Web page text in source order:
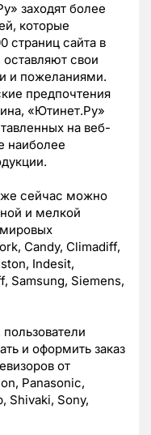
заходят более
которые
страниц сайта в
свои
и пожеланиями.
предпочтения
«Ютинет.Ру»
на веб-
наиболее
сейчас можно
и мелкой
Candy, Climadiff,
Indesit,
Samsung, Siemens,
и оформить заказ
от
Panasonic,
Shivaki, Sony,